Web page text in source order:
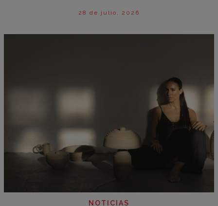
28 de julio, 2026
NOTICIAS